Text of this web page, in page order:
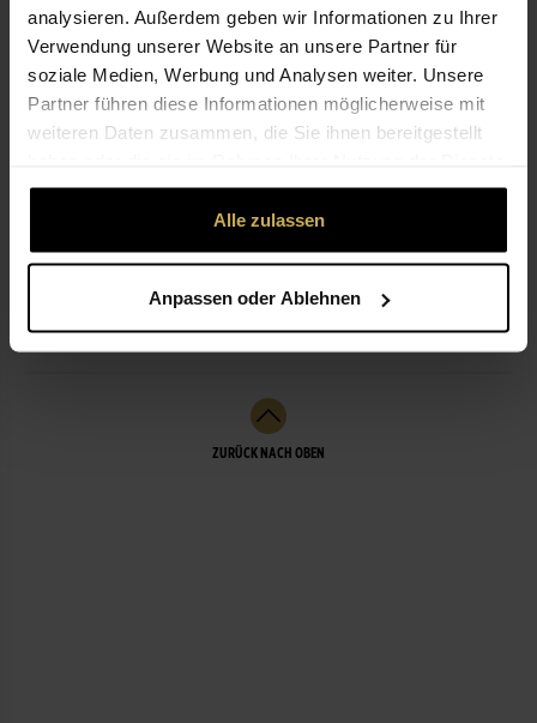
analysieren. Außerdem geben wir Informationen zu Ihrer
Verwendung unserer Website an unsere Partner für
soziale Medien, Werbung und Analysen weiter. Unsere
Partner führen diese Informationen möglicherweise mit
weiteren Daten zusammen, die Sie ihnen bereitgestellt
gesammelt haben.
Alle zulassen
Anpassen oder Ablehnen
Saarstr. 17
54634 Bitburg
06561-67 03 33
info@blatt-und-bluete.eu
ÖFFNUNGSZEITEN
LEISTUNGEN
ZURÜCK NACH OBEN